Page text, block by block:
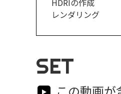
HDRIの作成
レンダリング
SET